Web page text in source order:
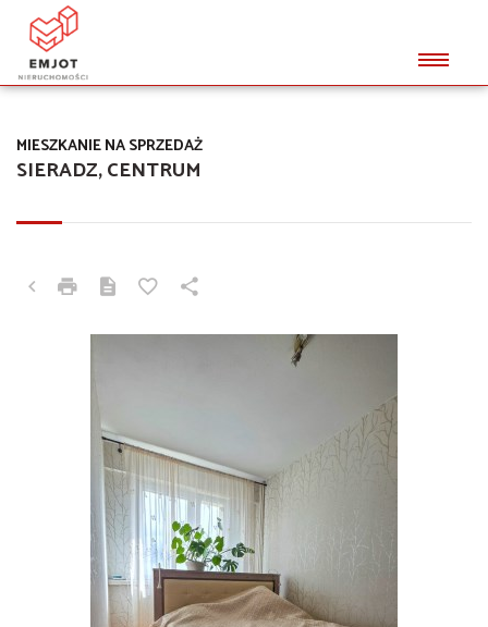
SIERADZ, CENTRUM
MIESZKANIE NA SPRZEDAŻ